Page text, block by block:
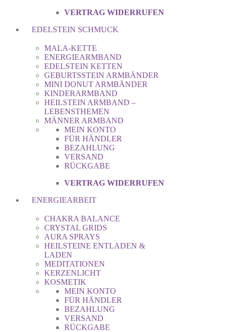
VERTRAG WIDERRUFEN
EDELSTEIN SCHMUCK
MALA-KETTE
ENERGIEARMBAND
EDELSTEIN KETTEN
GEBURTSSTEIN ARMBÄNDER
MINI DONUT ARMBÄNDER
KINDERARMBAND
HEILSTEIN ARMBAND –
LEBENSTHEMEN
MÄNNER ARMBAND
MEIN KONTO
FÜR HÄNDLER
BEZAHLUNG
VERSAND
RÜCKGABE
VERTRAG WIDERRUFEN
ENERGIEARBEIT
CHAKRA BALANCE
CRYSTAL GRIDS
AURA SPRAYS
HEILSTEINE ENTLADEN &
LADEN
MEDITATIONEN
KERZENLICHT
KOSMETIK
MEIN KONTO
FÜR HÄNDLER
BEZAHLUNG
VERSAND
RÜCKGABE